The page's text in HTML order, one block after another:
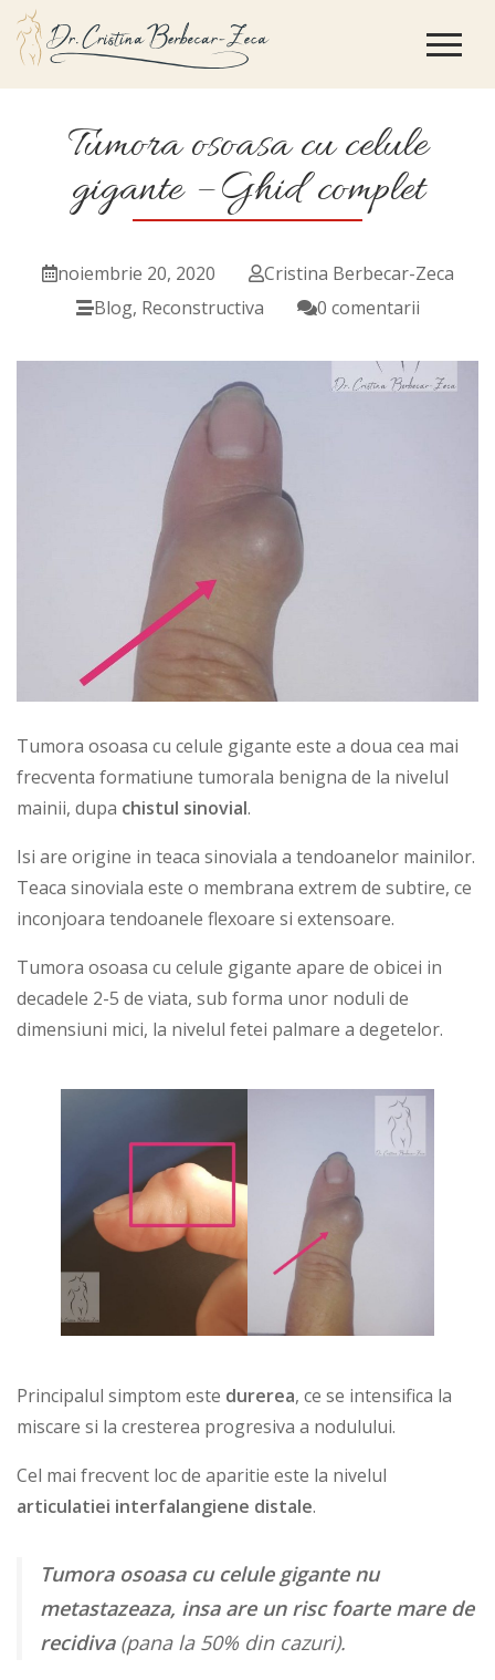
Tumora osoasa cu celule
gigante – Ghid complet
noiembrie 20, 2020
Cristina Berbecar-Zeca
Blog, Reconstructiva 0 comentarii
Tumora osoasa cu celule gigante este a doua cea mai
frecventa formatiune tumorala benigna de la nivelul
mainii, dupa chistul sinovial.
Isi are origine in teaca sinoviala a tendoanelor mainilor.
Teaca sinoviala este o membrana extrem de subtire, ce
inconjoara tendoanele flexoare si extensoare.
Tumora osoasa cu celule gigante apare de obicei in
decadele 2-5 de viata, sub forma unor noduli de
dimensiuni mici, la nivelul fetei palmare a degetelor.
Principalul simptom este durerea, ce se intensifica la
miscare si la cresterea progresiva a nodulului.
Cel mai frecvent loc de aparitie este la nivelul
articulatiei interfalangiene distale.
Tumora osoasa cu celule gigante nu
metastazeaza, insa are un risc foarte mare de
recidiva(pana la 50% din cazuri).